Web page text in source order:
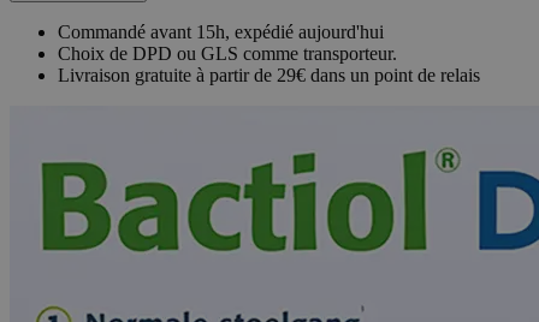
Commandé avant 15h, expédié aujourd'hui
Choix de DPD ou GLS comme transporteur.
Livraison gratuite à partir de 29€ dans un point de relais